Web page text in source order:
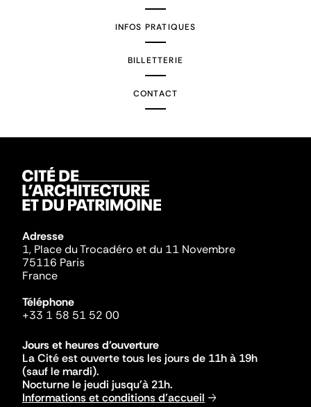
INFOS PRATIQUES
BILLETTERIE
CONTACT
Adresse
1, Place du Trocadéro et du 11 Novembre
75116 Paris
France
Téléphone
+33 1 58 51 52 00
Jours et heures d'ouverture
La Cité est ouverte tous les jours de 11h à 19h
(sauf le mardi).
Nocturne le jeudi jusqu'à 21h.
Informations et conditions d'accueil